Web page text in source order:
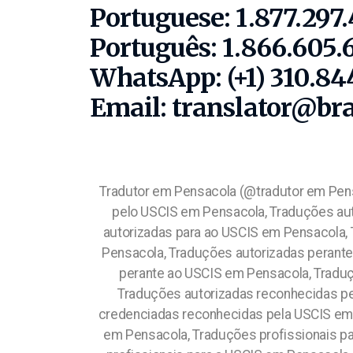
Portuguese:
Português:
WhatsApp: (+1)
Email:
Tradutor em Pensacola (@tradutor em Pensacola) , Traduções credenciadas junto a USCIS em Pensacola, Traduções credenciadas reconhecidas pelo USCIS em Pensacola, Traduções autorizadas para o USCIS em Pensacola, Traduções autorizadas para a USCIS em Pensacola, Traduções autorizadas para ao USCIS em Pensacola, Traduções autorizadas aprovadas para o USCIS em Pensacola,Traduções autorizadas para a USCIS em Pensacola, Traduções autorizadas perante o USCIS em Pensacola, Traduções autorizadas perante a USCIS em Pensacola, Traduções autorizadas perante ao USCIS em Pensacola, Traduções autorizadas junto ao USCIS em Pensacola, Traduções autorizadas junto a USCIS em Pensacola, Traduções autorizadas reconhecidas pelo USCIS em Pensacola, Traduções autorizadas reconhecidas pela USCIS em Pensacola, Traduções credenciadas reconhecidas pela USCIS em Pensacola, Traduções profissionais para o USCIS em Pensacola, Traduções profissionais para a USCIS em Pensacola, Traduções profissionais para ao USCIS em Pensacola, Traduções profissionais aprovadas para o USCIS em Pensacola,Traduções profissionais para a USCIS em Pensacola, Traduções profissionais perante o USCIS em Pensacola, Traduções profissionais perante a USCIS em Pensacola, Traduções profissionais perante ao USCIS em Pensacola, Traduções profissionais junto ao USCIS em Pensacola, Traduções profissionais junto a USCIS em Pensacola, Traduções profissionais reconhecidas pelo USCIS em Pensacola, Traduções profissionais reconhecidas pela USCIS em Pensacola, Traduções habilitadas para o USCIS em Pensacola, Traduções habilitadas para a USCIS em Pensacola, Traduções habilitadas para ao USCIS em Pensacola, Traduções habilitadas aprovadas para o USCIS em Pensacola,Traduções habilitadas para a USCIS em Pensacola, Traduções perante a USCIS em Pensacola. Traduções perante o USCIS em Pensacola, Traduções juramentadas para o USCIS em Pensacola, Traduções juramentadas para a USCIS em Pensacola, Traduções juramentadas para ao USCIS em Pensacola, Traduções juramentadas aprovadas para o USCIS em Pensacola,Traduções juramentadas para a USCIS em Pensacola, Traduções juramentadas perante o USCIS em Pensacola, Traduções juramentadas perante a USCIS em Pensacola, Traduções juramentadas perante ao USCIS em Pensacola, Traduções juramentadas junto ao USCIS em Pensacola, Traduções juramentadas junto a USCIS em Pensacola, Traduções habilitadas perante o USCIS em Pensacola, Traduções habilitadas perante a USCIS em Pensacola, Lista de Tradutores em Pensacola, Lista de Tradutores e Intérpretes em Pensacola, Lista de Intérpretes e Tradutores em Pensacola, Lista de Tradutores Americanos em Pensacola, Categoria: Tradutores em Pensacola, Categoria: Tradutores Juramentados em Pensacola, Categoria: Tradutores Certificados em Pensacola, Categoria: Tradutores Oficiais